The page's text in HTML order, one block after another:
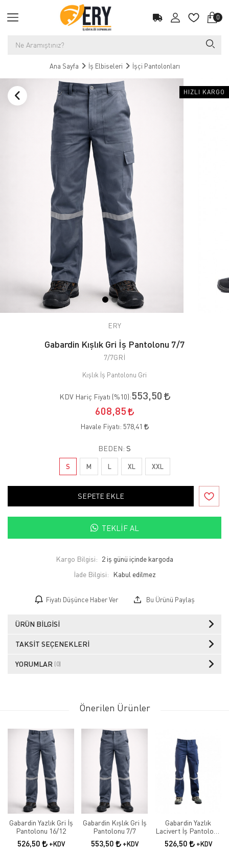
0
Ana Sayfa İş Elbiseleri İşçi Pantolonları
HIZLI KARGO
ERY
Gabardin Kışlık Gri İş Pantolonu 7/7
7/7GRİ
Kışlık İş Pantolonu Gri
KDV Hariç Fiyatı (%10):553,50
608,85
Havale Fiyatı: 578,41
BEDEN: S
S M L XL XXL
SEPETE EKLE
TEKLIF AL
Kargo Bilgisi: 2 iş günü içinde kargoda
İade Bilgisi:
Fiyatı Düşünce Haber Ver Bu Ürünü Paylaş
ÜRÜN BILGISI
TAKSIT SEÇENEKLERI
YORUMLAR (0)
Önerilen Ürünler
Gabardin Yazlık Gri İş
Pantolonu 16/12
526,50 +KDV
Gabardin Kışlık Gri İş
Pantolonu 7/7
553,50 +KDV
Gabardin Yazlık
Lacivert İş Pantolonu
16/12
526,50 +KDV